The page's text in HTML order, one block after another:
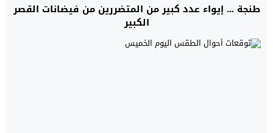
طنجة … إيواء عدد كبير من المتضررين من فيضانات القصر
الكبير